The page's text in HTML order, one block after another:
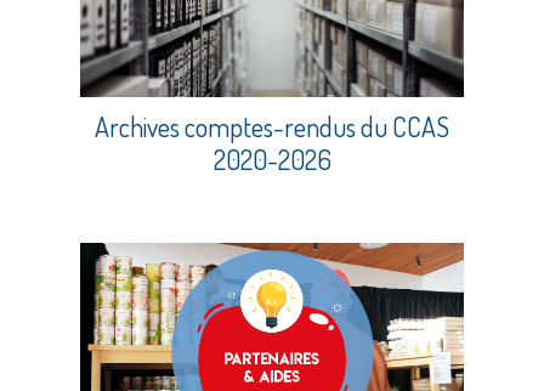
Archives comptes-rendus du CCAS
2020-2026